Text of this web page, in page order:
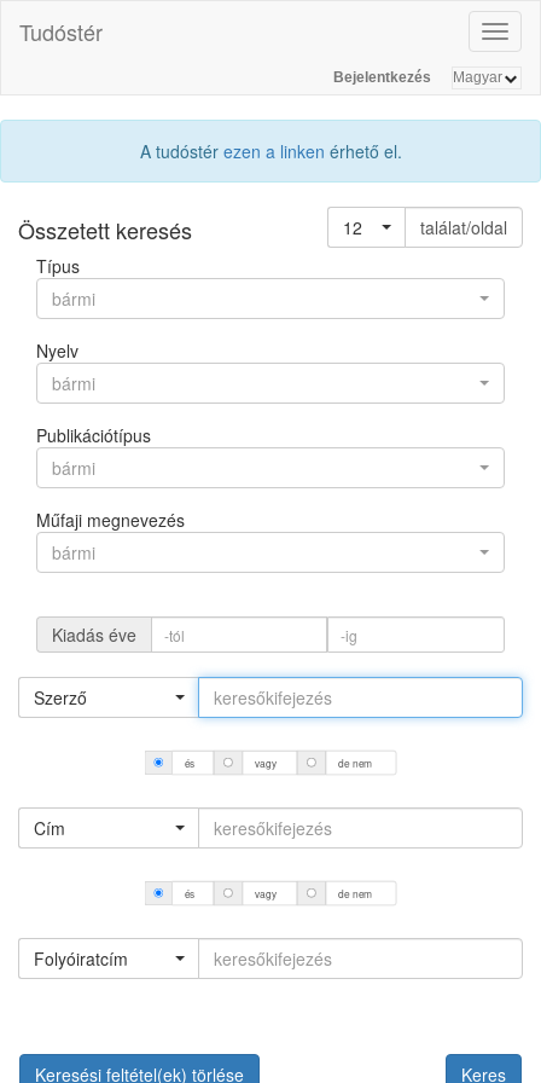
Tudóstér
Bejelentkezés
A tudóstér ezen a linken érhető el.
Összetett keresés 12
találat/oldal
Típus
bármi
Nyelv
bármi
Publikációtípus
bármi
Műfaji megnevezés
bármi
Kiadás éve
Szerző
és vagy de nem
Cím
és vagy de nem
Folyóiratcím
Keresési feltétel(ek) törlése